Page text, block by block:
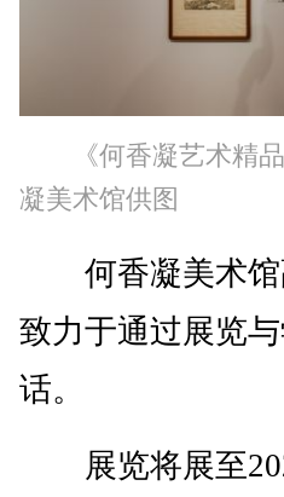
《何香凝艺术精
凝美术馆供图
何香凝美术馆
致力于通过展览
话。
展览将展至